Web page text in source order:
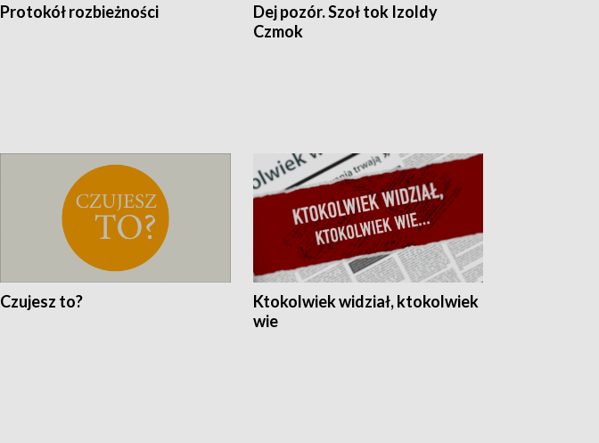
Protokół rozbieżności
Dej pozór. Szoł tok Izoldy
Czmok
Czujesz to?
Ktokolwiek widział, ktokolwiek
wie